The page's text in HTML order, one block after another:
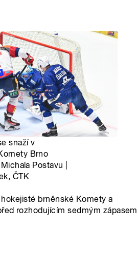
snaží v
Brno
Postavu |
ČTK
brněnské Komety a
rozhodujícím sedmým zápasem